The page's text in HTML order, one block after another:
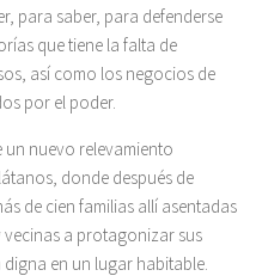
para saber, para defenderse
que tiene la falta de
así como los negocios de
por el poder.
nuevo relevamiento
donde después de
de cien familias allí asentadas
a protagonizar sus
en un lugar habitable.